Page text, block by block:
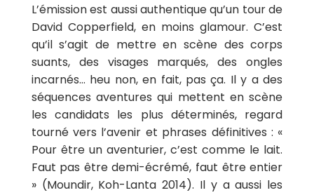
L’émission est aussi authentique qu’un tour de
David Copperfield, en moins glamour. C’est
qu’il s’agit de mettre en scène des corps
suants, des visages marqués, des ongles
incarnés… heu non, en fait, pas ça. Il y a des
séquences aventures qui mettent en scène
les candidats les plus déterminés, regard
tourné vers l’avenir et phrases définitives : «
Pour être un aventurier, c’est comme le lait.
Faut pas être demi-écrémé, faut être entier
» (Moundir, Koh-Lanta 2014). Il y a aussi les